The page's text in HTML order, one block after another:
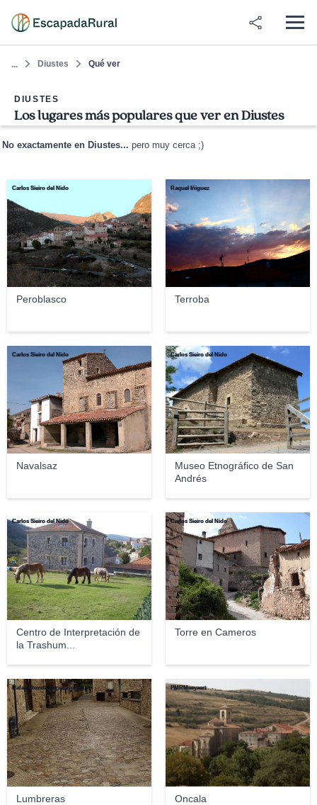
... Diustes Qué ver
DIUSTES
Los lugares más populares que ver en Diustes
No exactamente en Diustes... pero muy cerca ;)
Peroblasco
Carlos Sieiro del Nido
Terroba
Raquel Iñiguez
Navalsaz
Carlos Sieiro del Nido
Museo Etnográfico de San
Andrés
Carlos Sieiro del Nido
Centro de Interpretación de
la Trashum...
Carlos Sieiro del Nido
Torre en Cameros
Carlos Sieiro del Nido
Lumbreras
Rafael Ronda Lopez Ronda
Oncala
PMRMaeyaert